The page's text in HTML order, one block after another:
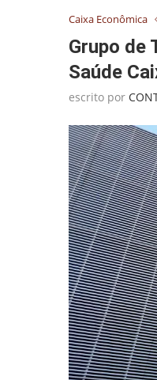
Caixa Econômica
Grupo de
Saúde
escrito por